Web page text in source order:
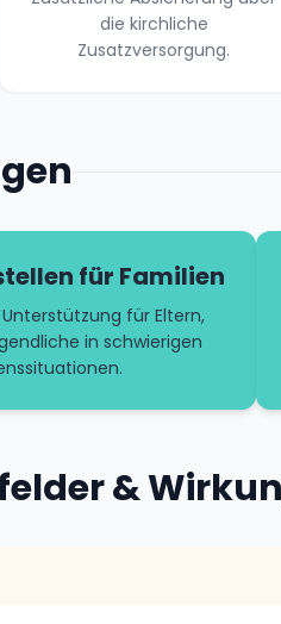
die kirchliche
Zusatzversorgung.
für Familien
für Eltern,
in schwierigen
&